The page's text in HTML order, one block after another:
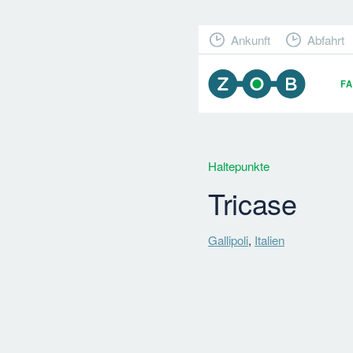
Ankunft Abfahrt
Haltepunkte
Tricase
Gallipoli, Italien